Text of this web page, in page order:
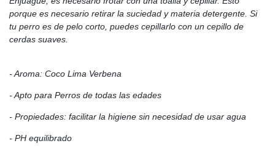
porque es necesario retirar la suciedad y materia detergente. Si
tu perro es de pelo corto, puedes cepillarlo con un cepillo de
cerdas suaves.
- Aroma: Coco Lima Verbena
- Apto para Perros de todas las edades
- Propiedades: facilitar la higiene sin necesidad de usar agua
- PH equilibrado